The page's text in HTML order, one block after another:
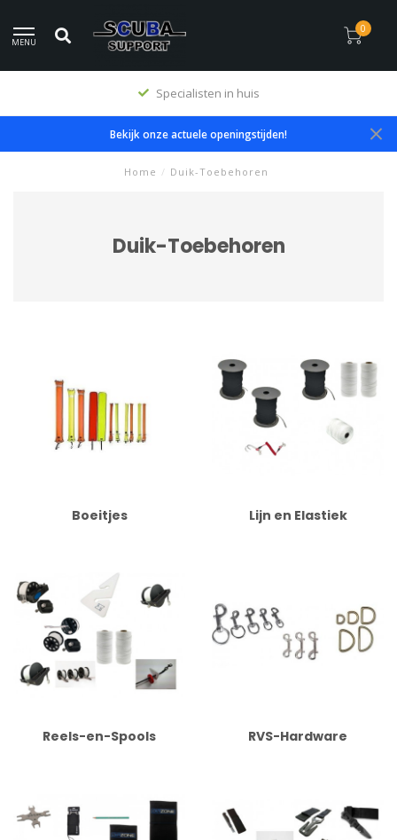
MENU
0
Specialisten in huis
Bekijk onze actuele openingstijden!
Home / Duik-Toebehoren
Duik-Toebehoren
Boeitjes Lijn en Elastiek
Reels-en-Spools RVS-Hardware